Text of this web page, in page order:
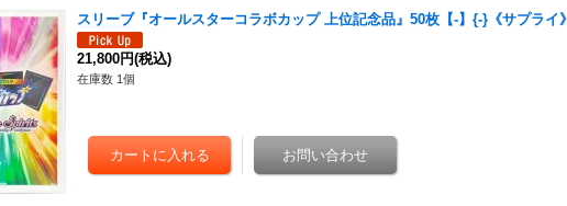
スリーブ『オールスターコラボカップ 上位記念品』50枚【-】{-}《サプライ》
21,800円(税込)
在庫数 1個